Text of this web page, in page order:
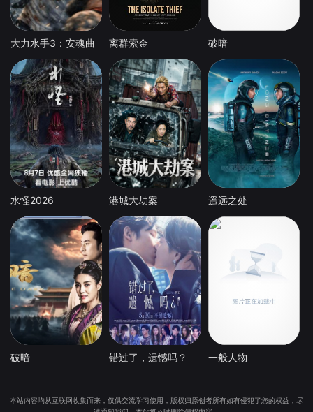
大力水手3：安魂曲 离群索金 破暗
水怪2026 港城大劫案 遥远之处
破暗 错过了，遗憾吗？ 一般人物
本站内容均从互联网收集而来，仅供交流学习使用，版权归原创者所有如有侵犯了您的权益，尽